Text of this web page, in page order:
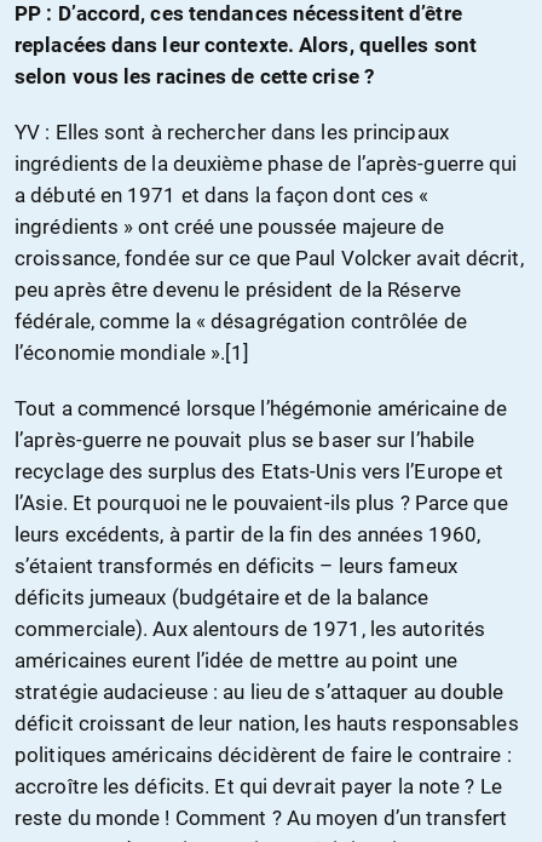
PP : D’accord, ces tendances nécessitent d’être
replacées dans leur contexte. Alors, quelles sont
selon vous les racines de cette crise ?
YV : Elles sont à rechercher dans les principaux
ingrédients de la deuxième phase de l’après-guerre qui
a débuté en 1971 et dans la façon dont ces «
ingrédients » ont créé une poussée majeure de
croissance, fondée sur ce que Paul Volcker avait décrit,
peu après être devenu le président de la Réserve
fédérale, comme la « désagrégation contrôlée de
l’économie mondiale ».[1]
Tout a commencé lorsque l’hégémonie américaine de
l’après-guerre ne pouvait plus se baser sur l’habile
recyclage des surplus des Etats-Unis vers l’Europe et
l’Asie. Et pourquoi ne le pouvaient-ils plus ? Parce que
leurs excédents, à partir de la fin des années 1960,
s’étaient transformés en déficits – leurs fameux
déficits jumeaux (budgétaire et de la balance
commerciale). Aux alentours de 1971, les autorités
américaines eurent l’idée de mettre au point une
stratégie audacieuse : au lieu de s’attaquer au double
déficit croissant de leur nation, les hauts responsables
politiques américains décidèrent de faire le contraire :
accroître les déficits. Et qui devrait payer la note ? Le
reste du monde ! Comment ? Au moyen d’un transfert